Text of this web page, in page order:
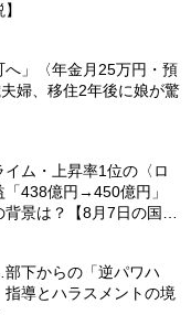
へ」〈年金月25万円・預
婦、移住2年後に娘が驚
ム・上昇率1位の〈ロ
438億円→450億円」
景は？【8月7日の国内
下からの「逆パワハ
導とハラスメントの境